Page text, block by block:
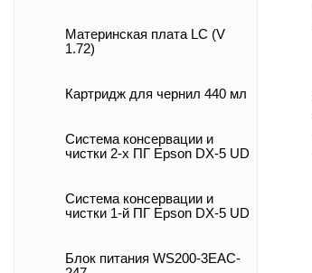
Материнская плата LC (V
1.72)
Картридж для чернил 440 мл
Система консервации и
чистки 2-х ПГ Epson DX-5 UD
Система консервации и
чистки 1-й ПГ Epson DX-5 UD
Блок питания WS200-3EAC-